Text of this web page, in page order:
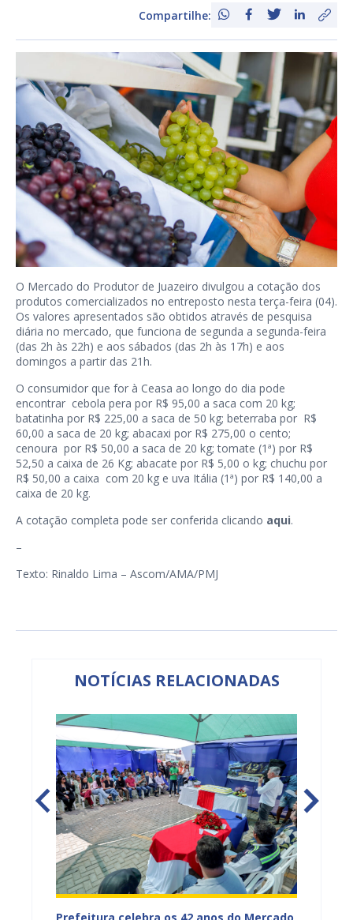
Compartilhe:
O Mercado do Produtor de Juazeiro divulgou a cotação dos
produtos comercializados no entreposto nesta terça-feira (04).
Os valores apresentados são obtidos através de pesquisa
diária no mercado, que funciona de segunda a segunda-feira
(das 2h às 22h) e aos sábados (das 2h às 17h) e aos
domingos a partir das 21h.
O consumidor que for à Ceasa ao longo do dia pode
encontrar cebola pera por R$ 95,00 a saca com 20 kg;
batatinha por R$ 225,00 a saca de 50 kg; beterraba por R$
60,00 a saca de 20 kg; abacaxi por R$ 275,00 o cento;
cenoura por R$ 50,00 a saca de 20 kg; tomate (1ª) por R$
52,50 a caixa de 26 Kg; abacate por R$ 5,00 o kg; chuchu por
R$ 50,00 a caixa com 20 kg e uva Itália (1ª) por R$ 140,00 a
caixa de 20 kg.
A cotação completa pode ser conferida clicando aqui.
–
Texto: Rinaldo Lima – Ascom/AMA/PMJ
NOTÍCIAS RELACIONADAS